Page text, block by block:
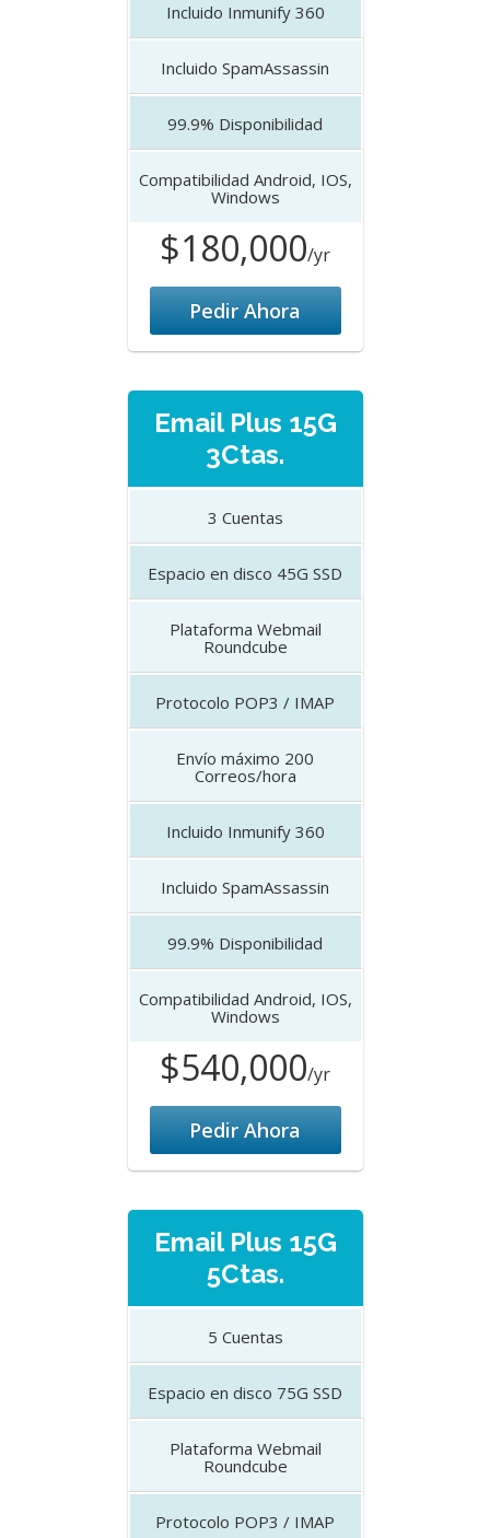
Incluido Inmunify 360
Incluido SpamAssassin
99.9% Disponibilidad
Compatibilidad Android, IOS,
Windows
$180,000/yr
Pedir Ahora
Email Plus 15G
3Ctas.
3 Cuentas
Espacio en disco 45G SSD
Plataforma Webmail
Roundcube
Protocolo POP3 / IMAP
Envío máximo 200
Correos/hora
Incluido Inmunify 360
Incluido SpamAssassin
99.9% Disponibilidad
Compatibilidad Android, IOS,
Windows
$540,000/yr
Pedir Ahora
Email Plus 15G
5Ctas.
5 Cuentas
Espacio en disco 75G SSD
Plataforma Webmail
Roundcube
Protocolo POP3 / IMAP